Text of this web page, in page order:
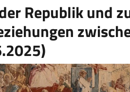
Republik und